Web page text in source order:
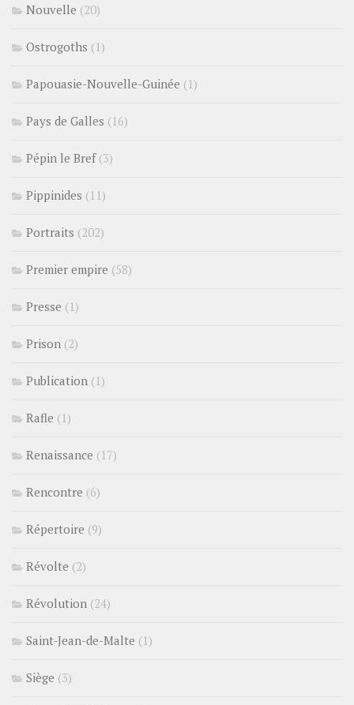
Nouvelle (20)
Ostrogoths (1)
Papouasie-Nouvelle-Guinée (1)
Pays de Galles (16)
Pépin le Bref(3)
Pippinides (11)
Portraits (202)
Premier empire (58)
Presse (1)
Prison (2)
Publication (1)
Rafle (1)
Renaissance (17)
Rencontre (6)
Répertoire (9)
Révolte (2)
Révolution (24)
Saint-Jean-de-Malte (1)
Siège (3)